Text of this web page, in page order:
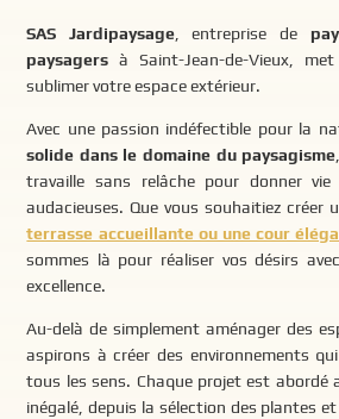
SAS Jardipaysage, entreprise de
paysagers à Saint-Jean-de-Vieux,
sublimer votre espace extérieur.
Avec une passion indéfectible pour la
solide dans le domaine du paysagisme
travaille sans relâche pour donner
audacieuses. Que vous souhaitiez créer
terrasse accueillante ou une cour
sommes là pour réaliser vos désirs
excellence.
Au-delà de simplement aménager des
aspirons à créer des environnements
tous les sens. Chaque projet est abordé
inégalé, depuis la sélection des plantes